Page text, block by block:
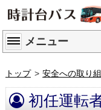
メニュー
トップ 安全への取り
初任運転